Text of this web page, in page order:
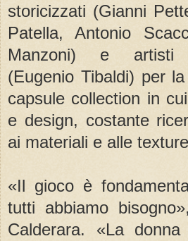
storicizzati (Gianni
Patella, Antonio
Manzoni) e artisti
(Eugenio Tibaldi) per
capsule collection in
e design, costante
ai materiali e alle
«Il gioco è
tutti abbiamo
Calderara. «La